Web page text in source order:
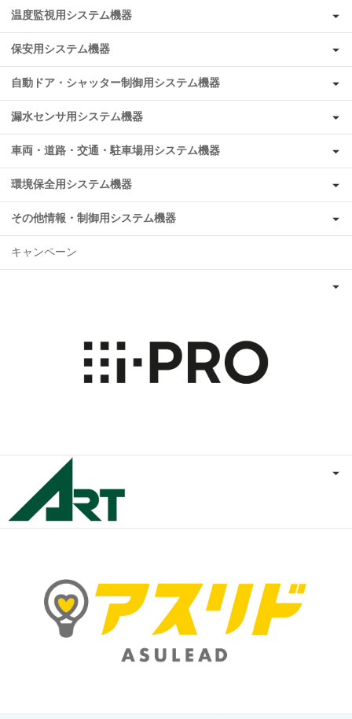
温度監視用システム機器
保安用システム機器
自動ドア・シャッター制御用システム機器
漏水センサ用システム機器
車両・道路・交通・駐車場用システム機器
環境保全用システム機器
その他情報・制御用システム機器
キャンペーン